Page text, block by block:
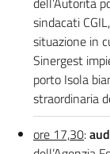
sindacati
situazione in
Sinergest
porto Isola
straordinaria
ore 17,30: